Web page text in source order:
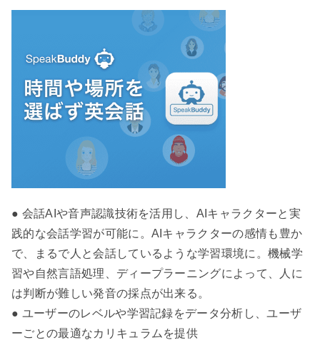
● 会話AIや音声認識技術を活用し、AIキャラクターと実
践的な会話学習が可能に。AIキャラクターの感情も豊か
で、まるで人と会話しているような学習環境に。機械学
習や自然言語処理、ディープラーニングによって、人に
は判断が難しい発音の採点が出来る。
● ユーザーのレベルや学習記録をデータ分析し、ユーザ
ーごとの最適なカリキュラムを提供